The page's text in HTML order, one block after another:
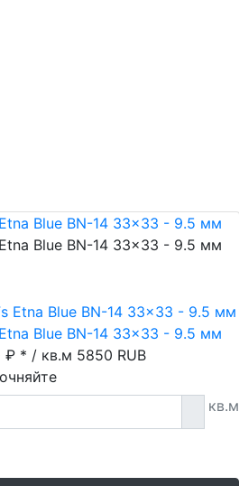
Blue BN-14 33x33 - 9.5 мм
Blue BN-14 33x33 - 9.5 мм
Blue BN-14 33x33 - 9.5 мм
₽ * / кв.м 5850 RUB
кв.м